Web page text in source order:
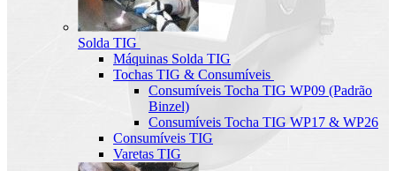
Solda TIG
Máquinas Solda TIG
Tochas TIG & Consumíveis
Consumíveis Tocha TIG WP09 (Padrão
Binzel)
Consumíveis Tocha TIG WP17 & WP26
Consumíveis TIG
Varetas TIG